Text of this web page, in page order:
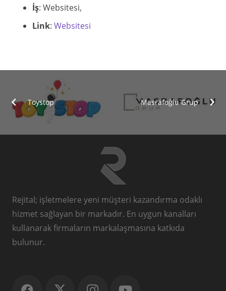
İş: Websitesi,
Link: Websitesi
Toystop Masrafoğlu Grup
Rejital; işletmelere yeni müşteri kazandırma odaklı
hizmet sağlayan bir markadır. En uygun kanalları
kullanarak firmaların markalaşmasına katkıda
bulunur.